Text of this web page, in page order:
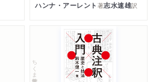
ハンナ・アーレント 著志水速雄訳
ちくま学芸文庫